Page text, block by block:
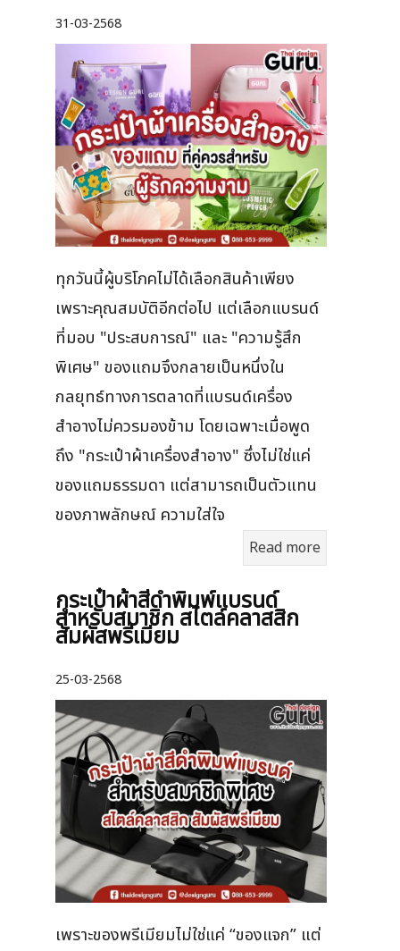
31-03-2568
ทุกวันนี้ผู้บริโภคไม่ได้เลือกสินค้าเพียง
เพราะคุณสมบัติอีกต่อไป แต่เลือกแบรนด์
ที่มอบ "ประสบการณ์" และ "ความรู้สึก
พิเศษ" ของแถมจึงกลายเป็นหนึ่งใน
กลยุทธ์ทางการตลาดที่แบรนด์เครื่อง
สำอางไม่ควรมองข้าม โดยเฉพาะเมื่อพูด
ถึง "กระเป๋าผ้าเครื่องสำอาง" ซึ่งไม่ใช่แค่
ของแถมธรรมดา แต่สามารถเป็นตัวแทน
ของภาพลักษณ์ ความใส่ใจ
Read more
กระเป๋าผ้าสีดำพิมพ์แบรนด์
สำหรับสมาชิก สไตล์คลาสสิก
สัมผัสพรีเมียม
25-03-2568
เพราะของพรีเมียมไม่ใช่แค่ “ของแจก” แต่